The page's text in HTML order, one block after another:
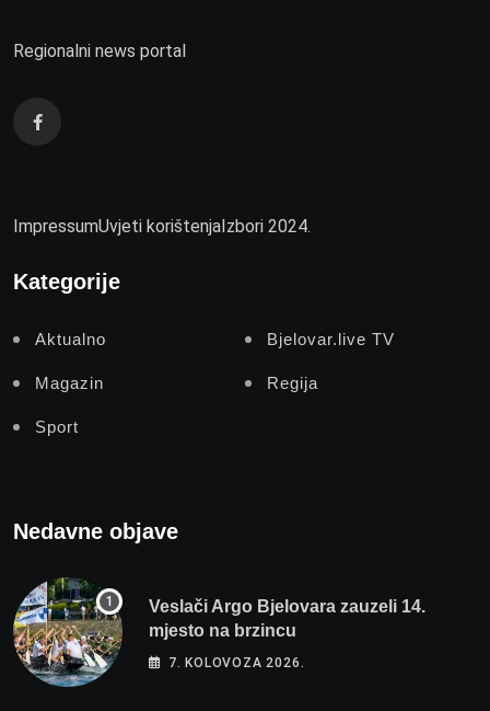
Regionalni news portal
ImpressumUvjeti korištenja Izbori 2024.
Kategorije
Aktualno Bjelovar.live TV
Magazin Regija
Sport
Nedavne objave
Veslači Argo Bjelovara zauzeli 14.
mjesto na brzincu
7. KOLOVOZA 2026.